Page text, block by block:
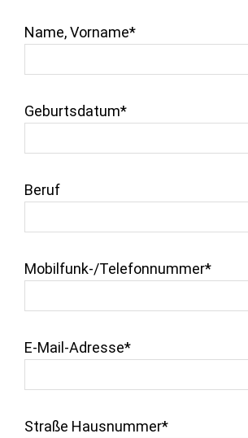
Name, Vorname*
Geburtsdatum*
Beruf
Mobilfunk-/Telefonnummer*
E-Mail-Adresse*
Straße Hausnummer*